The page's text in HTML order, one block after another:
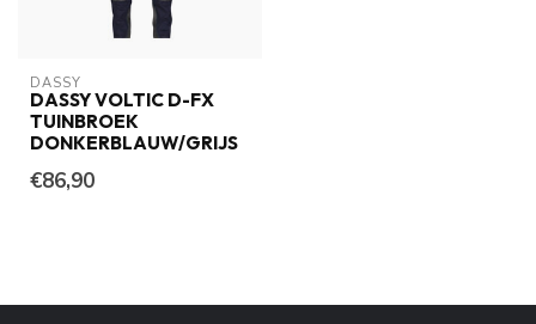
DASSY
DASSY VOLTIC D-FX
TUINBROEK
DONKERBLAUW/GRIJS
€86,90